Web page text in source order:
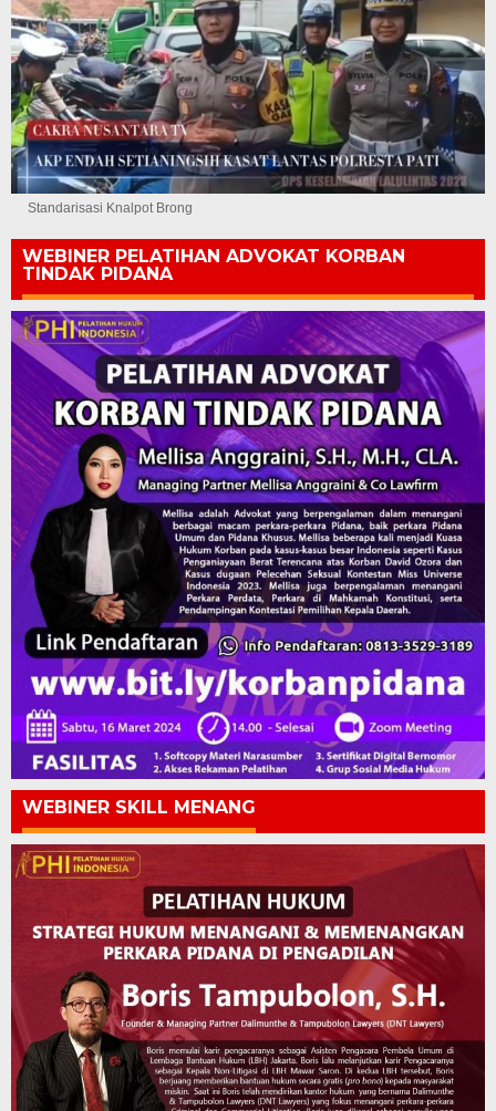
Standarisasi Knalpot Brong
WEBINER PELATIHAN ADVOKAT KORBAN
TINDAK PIDANA
WEBINER SKILL MENANG